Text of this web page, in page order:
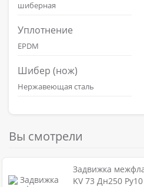
шиберная
Уплотнение
EPDM
Шибер (нож)
Нержавеющая сталь
Вы смотрели
Задвижка
KV 73 Дн250 Ру10